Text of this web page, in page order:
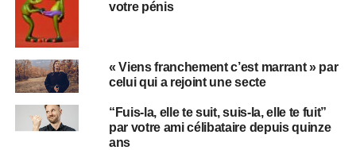
votre pénis
« Viens franchement c’est marrant » par
celui qui a rejoint une secte
“Fuis-la, elle te suit, suis-la, elle te fuit”
par votre ami célibataire depuis quinze
ans